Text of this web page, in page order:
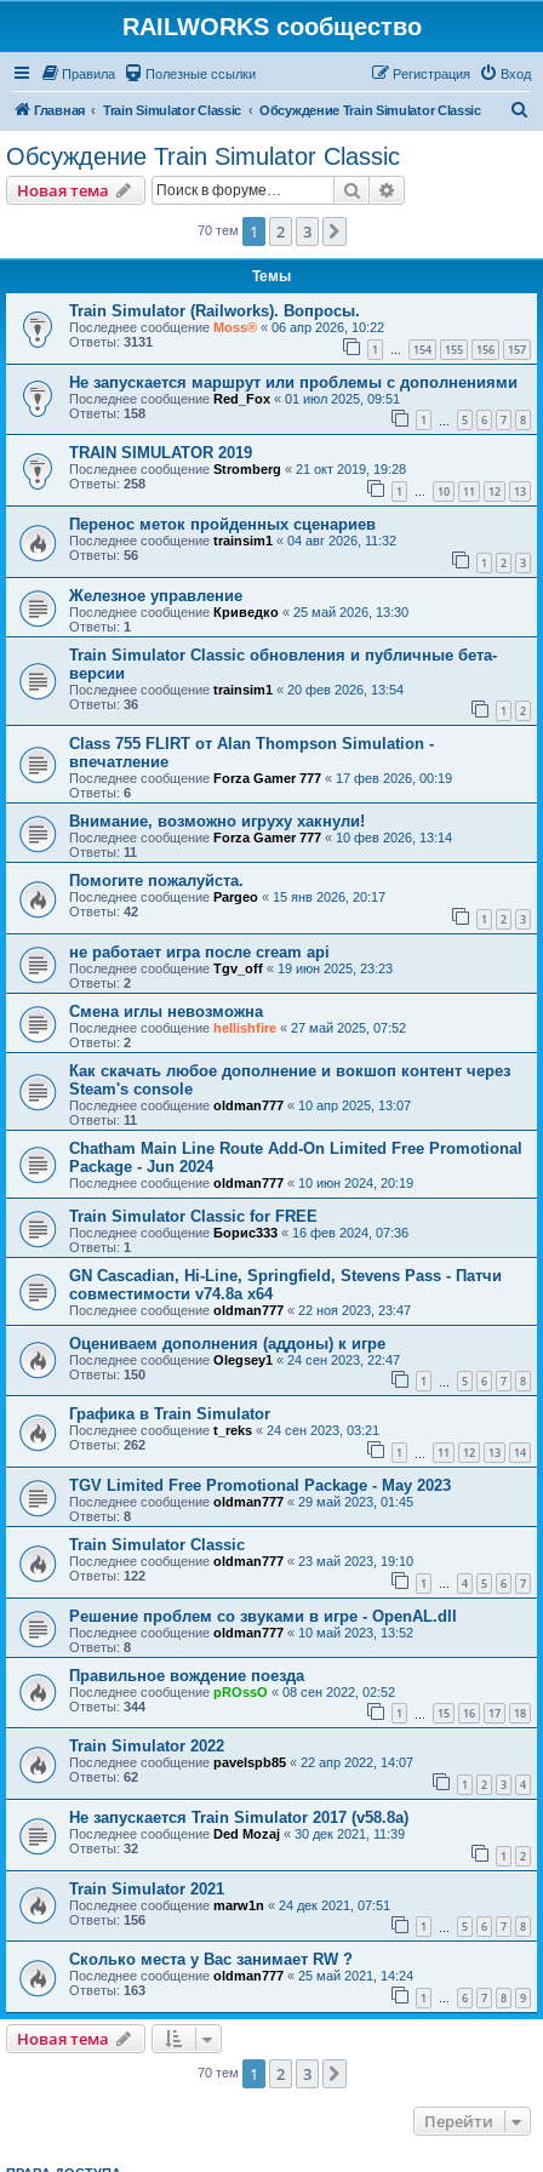
RAILWORKS сообщество
Правила Полезные ссылки Вход
Регистрация
Главная Train Simulator Classic Обсуждение Train Simulator Classic
Обсуждение Train Simulator Classic
Новая тема Поиск
70 тем 1 2 3
Темы
Train Simulator (Railworks). Вопросы.
Последнее сообщение Moss® « 06 апр 2026, 10:22
Ответы: 3131 1 … 154 155 156 157
Не запускается маршрут или проблемы с дополнениями
Последнее сообщение Red_Fox « 01 июл 2025, 09:51
Ответы: 158 1 5 6 7 8
TRAIN SIMULATOR 2019
Последнее сообщение Stromberg « 21 окт 2019, 19:28
Ответы: 258 1 … 10 11 12 13
Перенос меток пройденных сценариев
Последнее сообщение trainsim1 « 04 авг 2026, 11:32
Ответы: 56 1 2 3
Железное управление
Последнее сообщение Криведко « 25 май 2026, 13:30
Ответы: 1
Train Simulator Classic обновления и публичные бета-
версии
Последнее сообщение trainsim1 « 20 фев 2026, 13:54
Ответы: 36 1 2
Class 755 FLIRT от Alan Thompson Simulation -
впечатление
Последнее сообщение Forza Gamer 777 « 17 фев 2026, 00:19
Ответы: 6
Внимание, возможно игруху хакнули!
Последнее сообщение Forza Gamer 777 « 10 фев 2026, 13:14
Ответы: 11
Помогите пожалуйста.
Последнее сообщение Pargeo « 15 янв 2026, 20:17
Ответы: 42 1 2 3
не работает игра после cream api
Последнее сообщение Tgv_off « 19 июн 2025, 23:23
Ответы: 2
Смена иглы невозможна
Последнее сообщение hellishfire « 27 май 2025, 07:52
Ответы: 2
Как скачать любое дополнение и вокшоп контент через
Steam's console
Последнее сообщение oldman777 « 10 апр 2025, 13:07
Ответы: 11
Chatham Main Line Route Add-On Limited Free Promotional
Package - Jun 2024
Последнее сообщение oldman777 « 10 июн 2024, 20:19
Train Simulator Classic for FREE
Последнее сообщение Борис333 « 16 фев 2024, 07:36
Ответы: 1
GN Cascadian, Hi-Line, Springfield, Stevens Pass - Патчи
совместимости v74.8a х64
Последнее сообщение oldman777 « 22 ноя 2023, 23:47
Оцениваем дополнения (аддоны) к игре
Последнее сообщение Olegsey1 « 24 сен 2023, 22:47
Ответы: 150 1 5 6 7 8
Графика в Train Simulator
Последнее сообщение t_reks « 24 сен 2023, 03:21
Ответы: 262 1 11 12 13 14
TGV Limited Free Promotional Package - May 2023
Последнее сообщение oldman777 « 29 май 2023, 01:45
Ответы: 8
Train Simulator Classic
Последнее сообщение oldman777 « 23 май 2023, 19:10
Ответы: 122 1 … 4 5 6 7
Решение проблем со звуками в игре - OpenAL.dll
Последнее сообщение oldman777 « 10 май 2023, 13:52
Ответы: 8
Правильное вождение поезда
Последнее сообщение pROssO « 08 сен 2022, 02:52
Ответы: 344 1 15 16 17 18
Train Simulator 2022
Последнее сообщение pavelspb85 « 22 апр 2022, 14:07
Ответы: 62 1 2 3 4
Не запускается Train Simulator 2017 (v58.8a)
Последнее сообщение Ded Mozaj « 30 дек 2021, 11:39
Ответы: 32 1 2
Train Simulator 2021
Последнее сообщение marw1n « 24 дек 2021, 07:51
Ответы: 156 1 5 6 7 8
Сколько места у Вас занимает RW ?
Последнее сообщение oldman777 « 25 май 2021, 14:24
Ответы: 163 1 … 6 7 8 9
Новая тема
70 тем 1 2 3
Перейти